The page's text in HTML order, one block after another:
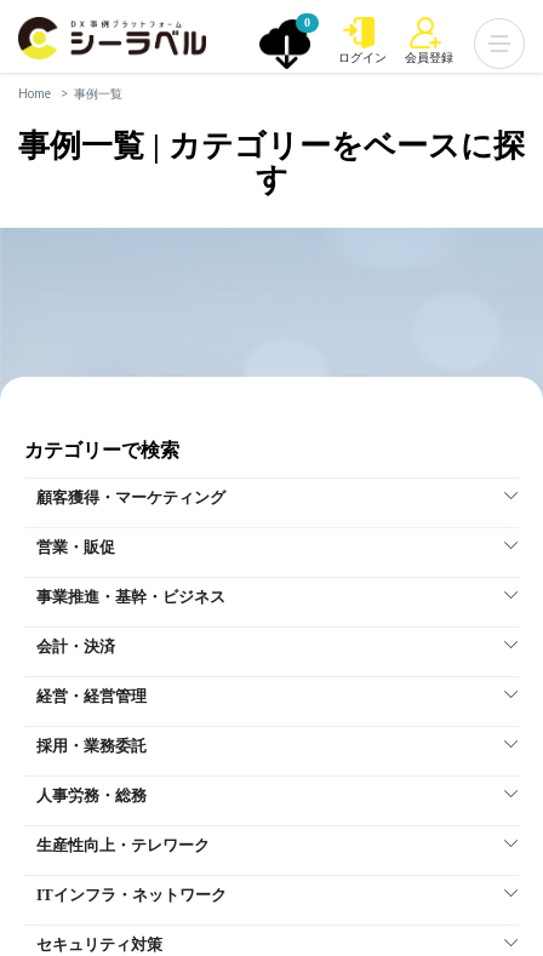
0
ログイン 会員登録
Home 事例一覧
事例一覧 | カテゴリーをベースに探
す
カテゴリーで検索
顧客獲得・マーケティング
営業・販促
事業推進・基幹・ビジネス
会計・決済
経営・経営管理
採用・業務委託
人事労務・総務
生産性向上・テレワーク
ITインフラ・ネットワーク
セキュリティ対策